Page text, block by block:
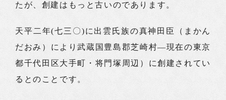
たが、創建はもっと古いのであります。
天平二年(七三〇)に出雲氏族の真神田臣（まかん
だおみ）により武蔵国豊島郡芝崎村―現在の東京
都千代田区大手町・将門塚周辺）に創建されてい
るとのことです。